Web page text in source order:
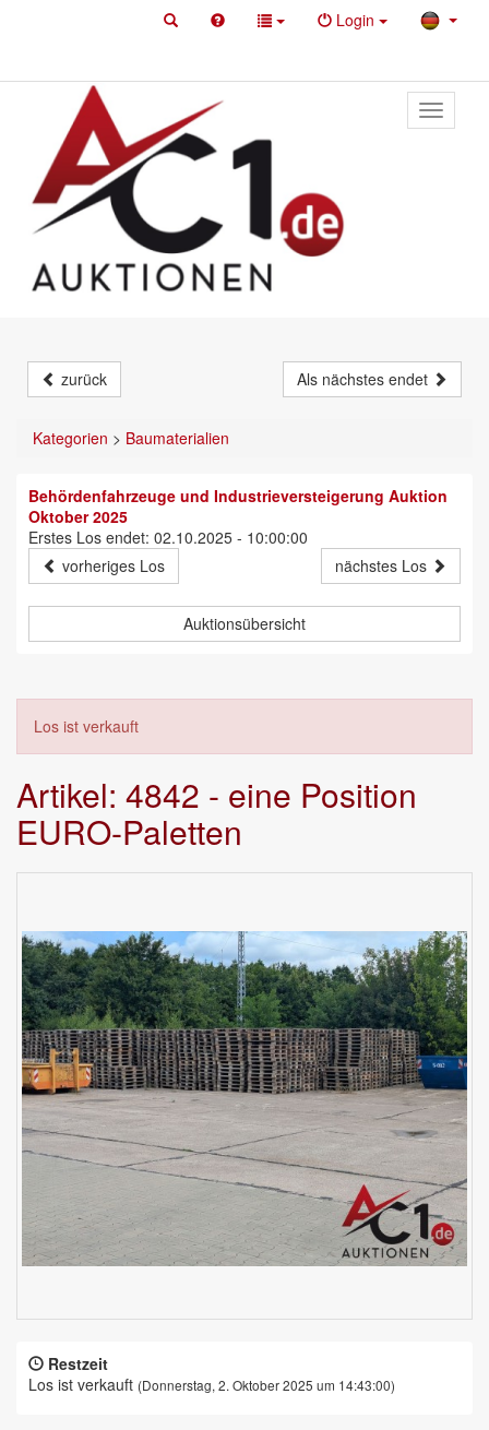
Login
Toggle
primary
zurück Als nächstes endet
Kategorien > Baumaterialien
Behördenfahrzeuge und Industrieversteigerung Auktion
Oktober 2025
Erstes Los endet: 02.10.2025 - 10:00:00
vorheriges Los
nächstes Los
Auktionsübersicht
Los ist verkauft
Artikel: 4842 - eine Position
EURO-Paletten
Restzeit
Los ist verkauft (Donnerstag, 2. Oktober 2025 um 14:43:00)